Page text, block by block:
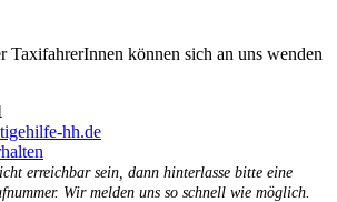
TaxifahrerInnen können sich an uns wenden
hh.de
erreichbar sein, dann hinterlasse bitte eine
Wir melden uns so schnell wie möglich.